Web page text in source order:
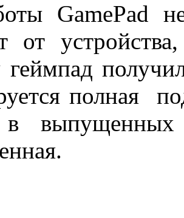
GamePad
от
геймпад
полная
в